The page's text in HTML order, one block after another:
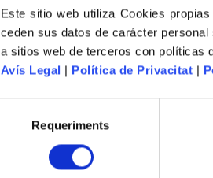
Este sitio web utiliza Cookies
ceden sus datos de carácter
a sitios web de terceros con políticas
Avís Legal | Política de Privacitat |
Requeriments